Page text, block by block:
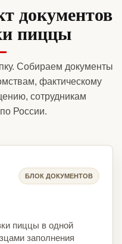
документов
пиццы
Собираем документы
фактическому
сотрудникам
России.
БЛОК ДОКУМЕНТОВ
пиццы в одной
заполнения